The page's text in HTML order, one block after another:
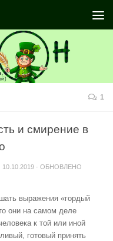
1
и смирение в
10.10.2019 · ОБНОВЛЕНО
выражения «гордый
они на самом деле
к той или иной
готовый принять